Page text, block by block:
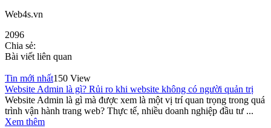
Web4s.vn
2096
Chia sẻ:
Bài viết liên quan
Tin mới nhất150 View
Website Admin là gì? Rủi ro khi website không có người quản trị
Website Admin là gì mà được xem là một vị trí quan trọng trong quá
trình vận hành trang web? Thực tế, nhiều doanh nghiệp đầu tư ...
Xem thêm